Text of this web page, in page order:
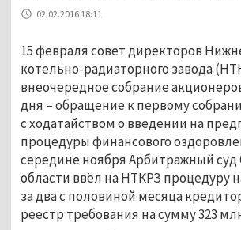
02.02.2016 18:11
15 февраля совет директоров
котельно-радиаторного завода
внеочередное собрание
дня – обращение к первому
с ходатайством о введении на
процедуры финансового
середине ноября Арбитражный суд
области ввёл на НТКРЗ процедуру
за два с половиной месяца
реестр требования на сумму 323